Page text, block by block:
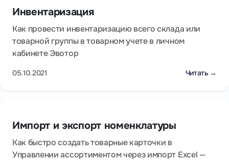
Инвентаризация
Как провести инвентаризацию всего склада или
товарной группы в товарном учете в личном
кабинете Эвотор
05.10.2021 Читать →
Импорт и экспорт номенклатуры
Как быстро создать товарные карточки в
Управлении ассортиментом через импорт Excel —